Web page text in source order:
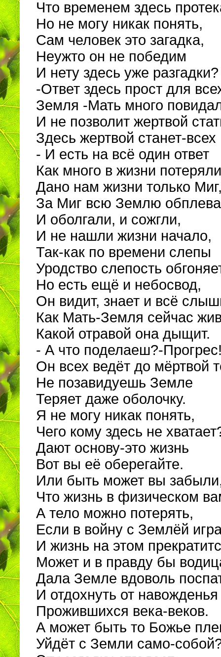
Что временем здесь
Но не могу никак понять,
Сам человек это загадка,
Неужто он не победим
И нету здесь уже разгадки?
-Ответ здесь прост для
Земля -Мать много
И не позволит жертвой
Здесь жертвой станет-
- И есть на всё один ответ
Как много в жизни
Дано нам жизни только
За Миг всю Землю
И оболгали, и сожгли,
И не нашли жизни начало,
Так-как по времени слепы
Уродство слепость
Но есть ещё и небосвод,
Он видит, знает и всё
Как Мать-Земля сейчас
Какой отравой она дыщит.
- А что поделаеш?-
Он всех ведёт до мёртвой
Не позавидуешь Земле
Теряет даже оболочку.
Я не могу никак понять,
Чего кому здесь не
Дают основу-это жизнь
Вот вы её оберегайте.
Или быть может вы
Что жизнь в физическом
А тело можно потерять,
Если в войну с Землёй
И жизнь на этом
Может и в правду бы
Дала Земле вдоволь
И отдохнуть от навожденья
Прожившихся века-веков.
А может быть то Божье
Уйдёт с Земли само-